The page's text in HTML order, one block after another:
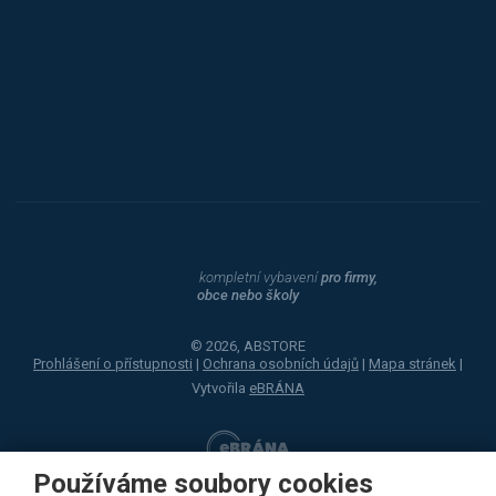
Používáme soubory cookies
kompletní vybavenípro firmy,
obce nebo školy
© 2026, ABSTORE
Prohlášení o přístupnosti | Ochrana osobních údajů | Mapa stránek |
Vytvořila eBRÁNA